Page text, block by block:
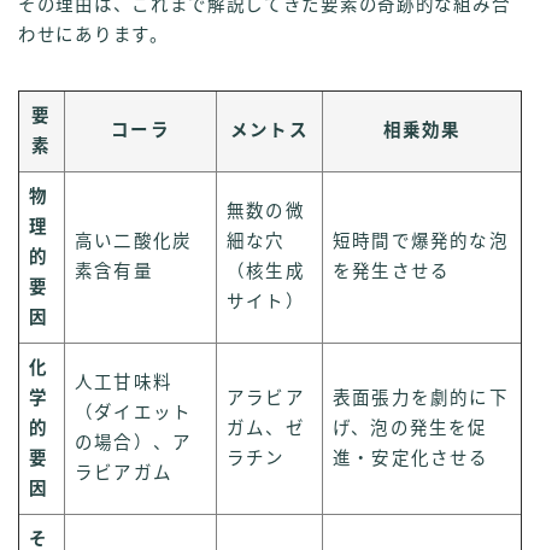
その理由は、これまで解説してきた要素の奇跡的な組み合
わせにあります。
要
素
コーラ メントス 相乗効果
物
理
的
要
因
高い二酸化炭
素含有量
無数の微
細な穴
（核生成
サイト）
短時間で爆発的な泡
を発生させる
化
学
的
要
因
人工甘味料
（ダイエット
の場合）、ア
ラビアガム
アラビア
ガム、ゼ
ラチン
表面張力を劇的に下
げ、泡の発生を促
進・安定化させる
そ